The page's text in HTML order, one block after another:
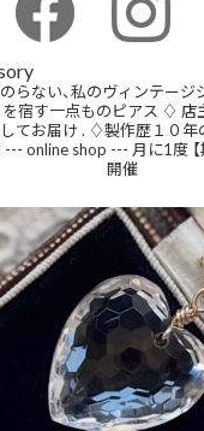
らない、私のヴィンテージ
宿す一点ものピアス ♢ 店
てお届け . ♢製作歴１０年
--- online shop --- 月に1度
開催